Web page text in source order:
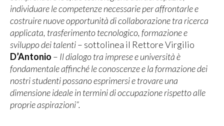
individuare le competenze necessarie per affrontarle e
costruire nuove opportunità di collaborazione tra ricerca
applicata, trasferimento tecnologico, formazione e
sviluppo dei talenti– sottolinea il Rettore Virgilio
D’Antonio – Il dialogo tra imprese e università è
fondamentale affinché le conoscenze e la formazione dei
nostri studenti possano esprimersi e trovare una
dimensione ideale in termini di occupazione rispetto alle
proprie aspirazioni”.